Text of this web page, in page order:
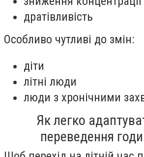
дратівливість
Особливо чутливі до змін:
діти
літні люди
люди з хронічними
Як легко
переведення